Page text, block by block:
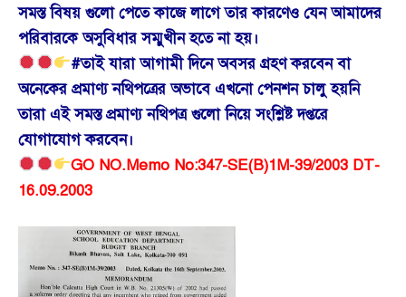
সমস্ত বিষয় গুলো পেতে কাজে লাগে তার কারণেও যেন আমাদের
পরিবারকে অসুবিধার সম্মুখীন হতে না হয়।
#তাই যারা আগামী দিনে অবসর গ্রহণ করবেন বা
অনেকের প্রমাণ্য নথিপত্রের অভাবে এখনো পেনশন চালু হয়নি
তারা এই সমস্ত প্রমাণ্য নথিপত্র গুলো নিয়ে সংশ্লিষ্ট দপ্তরে
যোগাযোগ করবেন।
GO NO.Memo No:347-SE(B)1M-39/2003 DT-
16.09.2003